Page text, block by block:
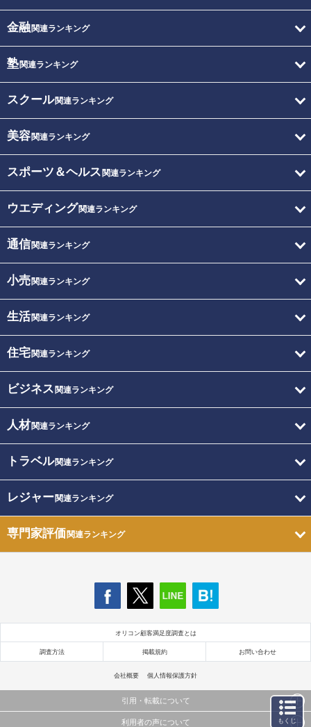
金融関連ランキング
塾関連ランキング
スクール関連ランキング
美容関連ランキング
スポーツ＆ヘルス 関連ランキング
ウエディング関連ランキング
通信関連ランキング
小売関連ランキング
生活関連ランキング
住宅関連ランキング
ビジネス 関連ランキング
人材関連ランキング
トラベル関連ランキング
レジャー関連ランキング
専門家評価関連ランキング
オリコン顧客満足度調査とは
調査方法 掲載規約 お問い合わせ
会社概要 個人情報保護方針
引用・転載について
当サイトで公開されている情報（文字、写真、イラスト、画像データ等）及びこれらの配置・
利用者の声について もくじ